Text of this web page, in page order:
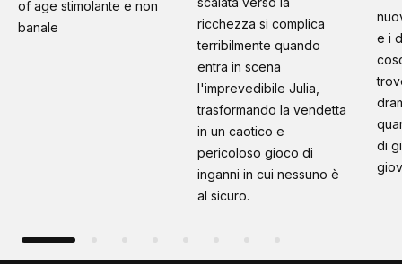
of age stimolante e non
banale
ricchezza si complica
terribilmente quando
entra in scena
l'imprevedibile Julia,
trasformando la vendetta
in un caotico e
pericoloso gioco di
inganni in cui nessuno è
al sicuro.
e i
di